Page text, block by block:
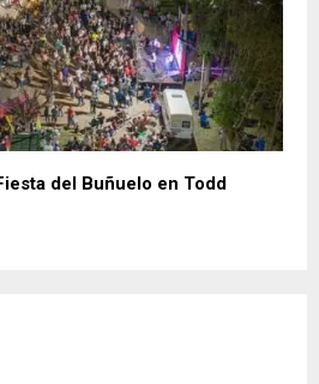
del Buñuelo en Todd